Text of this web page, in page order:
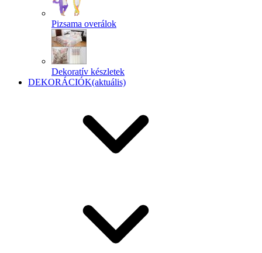
Pizsama overálok
Dekoratív készletek
DEKORÁCIÓK(aktuális)